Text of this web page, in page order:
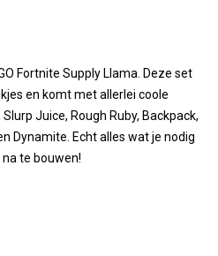
Fortnite Supply Llama. Deze set
en komt met allerlei coole
Juice, Rough Ruby, Backpack,
Dynamite. Echt alles wat je nodig
te bouwen!